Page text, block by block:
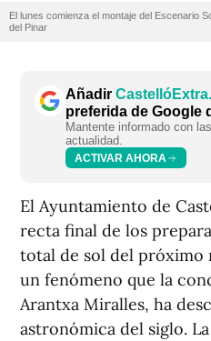
El lunes comienza el montaje del Escenario
del Pinar
Añadir
preferida de Google
Mantente informado con
actualidad.
ACTIVAR AHORA
El Ayuntamiento de
recta final de los
total de sol del próximo
un fenómeno que la
Arantxa Miralles, ha
astronómica del siglo.